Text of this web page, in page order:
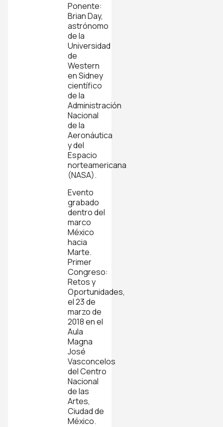
Ponente:
Brian Day,
astrónomo
de la
Universidad
de
Western
en Sidney
científico
de la
Administración
Nacional
de la
Aeronáutica
y del
Espacio
norteamericana
(NASA).
Evento
grabado
dentro del
marco
México
hacia
Marte.
Primer
Congreso:
Retos y
Oportunidades,
el 23 de
marzo de
2018 en el
Aula
Magna
José
Vasconcelos
del Centro
Nacional
de las
Artes,
Ciudad de
México.